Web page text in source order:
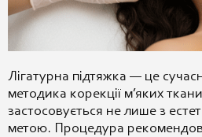
Лігатурна підтяжка — це
методика корекції м’яких
застосовується не лише з
метою. Процедура